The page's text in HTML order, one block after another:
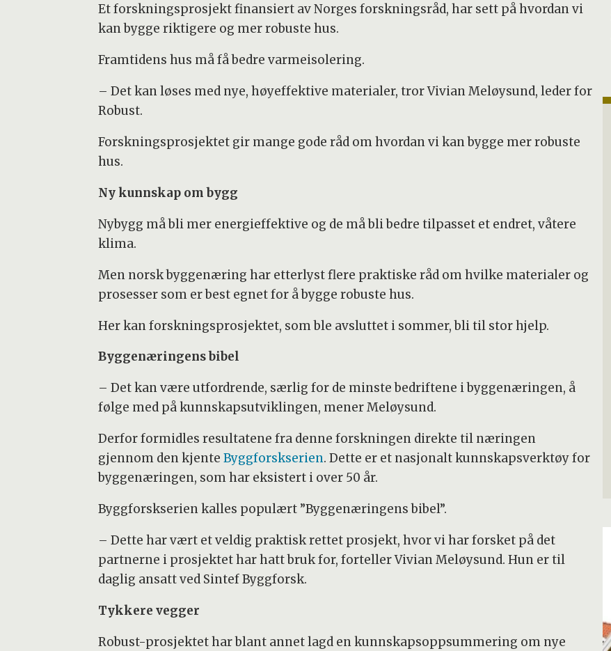
Et forskningsprosjekt finansiert av Norges forskningsråd, har sett på hvordan vi
kan bygge riktigere og mer robuste hus.
Framtidens hus må få bedre varmeisolering.
– Det kan løses med nye, høyeffektive materialer, tror Vivian Meløysund, leder for
Robust.
Forskningsprosjektet gir mange gode råd om hvordan vi kan bygge mer robuste
hus.
Ny kunnskap om bygg
Nybygg må bli mer energieffektive og de må bli bedre tilpasset et endret, våtere
klima.
Men norsk byggenæring har etterlyst flere praktiske råd om hvilke materialer og
prosesser som er best egnet for å bygge robuste hus.
Her kan forskningsprosjektet, som ble avsluttet i sommer, bli til stor hjelp.
Byggenæringens bibel
– Det kan være utfordrende, særlig for de minste bedriftene i byggenæringen, å
følge med på kunnskapsutviklingen, mener Meløysund.
Derfor formidles resultatene fra denne forskningen direkte til næringen
gjennom den kjente Byggforskserien. Dette er et nasjonalt kunnskapsverktøy for
byggenæringen, som har eksistert i over 50 år.
Byggforskserien kalles populært ”Byggenæringens bibel”.
– Dette har vært et veldig praktisk rettet prosjekt, hvor vi har forsket på det
partnerne i prosjektet har hatt bruk for, forteller Vivian Meløysund. Hun er til
daglig ansatt ved Sintef Byggforsk.
Tykkere vegger
Robust-prosjektet har blant annet lagd en kunnskapsoppsummering om nye